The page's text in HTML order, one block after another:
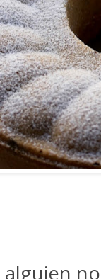
alguien